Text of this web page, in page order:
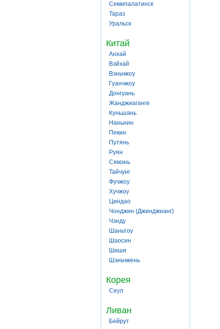
Семипалатинск
Тараз
Уральск
Китай
Анхай
Вэйхай
Вэньчжоу
Гуанчжоу
Донгуань
Жанджиаганге
Куньшань
Наньнин
Пекин
Путянь
Руян
Сямэнь
Тайчунг
Фучжоу
Хучжоу
Циндао
Чонджин (Джинджианг)
Чэнду
Шаньтоу
Шаосин
Шиши
Шэньчжень
Корея
Сеул
Ливан
Бейрут